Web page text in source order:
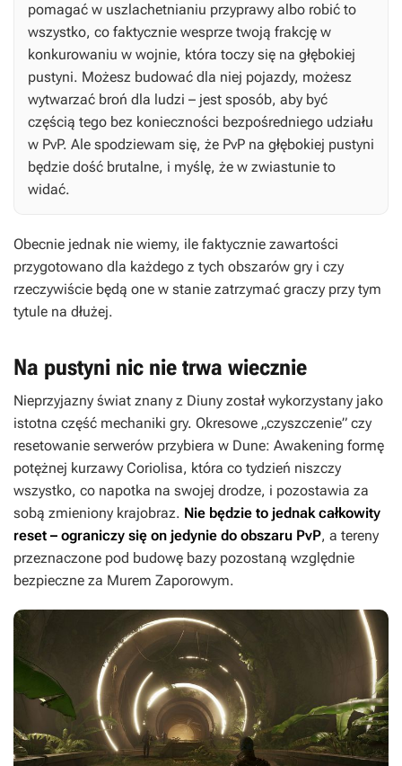
pomagać w uszlachetnianiu przyprawy albo robić to
wszystko, co faktycznie wesprze twoją frakcję w
konkurowaniu w wojnie, która toczy się na głębokiej
pustyni. Możesz budować dla niej pojazdy, możesz
wytwarzać broń dla ludzi – jest sposób, aby być
częścią tego bez konieczności bezpośredniego udziału
w PvP. Ale spodziewam się, że PvP na głębokiej pustyni
będzie dość brutalne, i myślę, że w zwiastunie to
widać.
Obecnie jednak nie wiemy, ile faktycznie zawartości
przygotowano dla każdego z tych obszarów gry i czy
rzeczywiście będą one w stanie zatrzymać graczy przy tym
tytule na dłużej.
Na pustyni nic nie trwa wiecznie
Nieprzyjazny świat znany z Diuny został wykorzystany jako
istotna część mechaniki gry. Okresowe „czyszczenie” czy
resetowanie serwerów przybiera w Dune: Awakening formę
potężnej kurzawy Coriolisa, która co tydzień niszczy
wszystko, co napotka na swojej drodze, i pozostawia za
sobą zmieniony krajobraz. Nie będzie to jednak całkowity
reset – ograniczy się on jedynie do obszaru PvP, a tereny
przeznaczone pod budowę bazy pozostaną względnie
bezpieczne za Murem Zaporowym.